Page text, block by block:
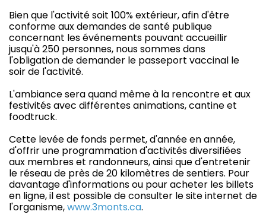
Bien que l'activité soit 100% extérieur, afin d'être
conforme aux demandes de santé publique
concernant les événements pouvant accueillir
jusqu'à 250 personnes, nous sommes dans
l'obligation de demander le passeport vaccinal le
soir de l'activité.
L'ambiance sera quand même à la rencontre et aux
festivités avec différentes animations, cantine et
foodtruck.
Cette levée de fonds permet, d'année en année,
d'offrir une programmation d'activités diversifiées
aux membres et randonneurs, ainsi que d'entretenir
le réseau de près de 20 kilomètres de sentiers. Pour
davantage d'informations ou pour acheter les billets
en ligne, il est possible de consulter le site internet de
l'organisme,www.3monts.ca.